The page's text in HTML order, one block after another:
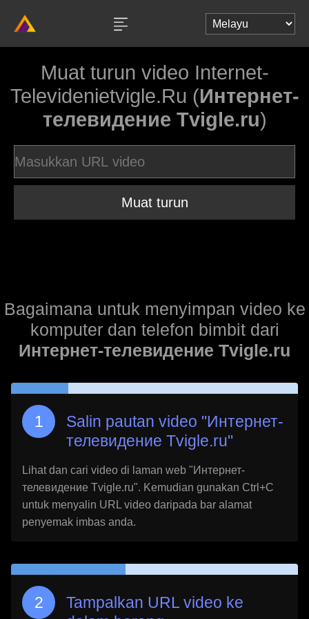
Muat turun video Internet-
Televidenietvigle.Ru (Интернет-
телевидение Tvigle.ru)
Muat turun
Bagaimana untuk menyimpan video ke
komputer dan telefon bimbit dari
Интернет-телевидение Tvigle.ru
Salin pautan video "Интернет-
телевидение Tvigle.ru"
Lihat dan cari video di laman web "Интернет-
телевидение Tvigle.ru". Kemudian gunakan Ctrl+C
untuk menyalin URL video daripada bar alamat
penyemak imbas anda.
Tampalkan URL video ke